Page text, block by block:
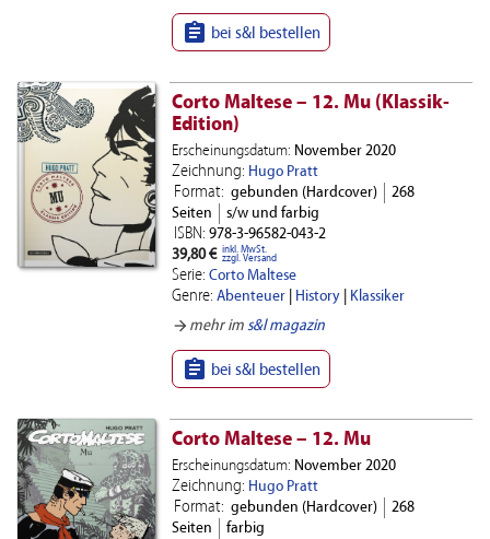
 bei s&l bestellen
Corto Maltese – 12. Mu (Klassik-
Edition)
Erscheinungsdatum: November 2020
Zeichnung: Hugo Pratt
Format: gebunden (Hardcover)
268
Seiten
s/w und farbig
ISBN: 978-3-96582-043-2
39,80 € inkl. MwSt.
zzgl. Versand
Serie: Corto Maltese
Genre: Abenteuer| History| Klassiker
arrow_forward mehr im s&l magazin
 bei s&l bestellen
Corto Maltese – 12. Mu
Erscheinungsdatum: November 2020
Zeichnung: Hugo Pratt
Format: gebunden (Hardcover)
268
Seiten
farbig